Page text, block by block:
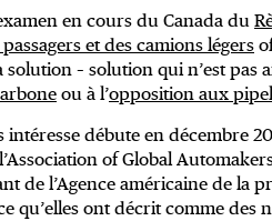
en cours du Canada du
et des camions légers
– solution qui n’est pas
ou à l’opposition aux
intéresse débute en décembre
of Global
de l’Agence américaine de la
qu’elles ont décrit comme